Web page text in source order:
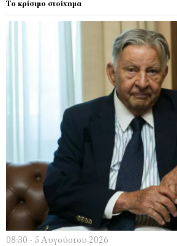
Το κρίσιμο στοίχημα
08:30 - 5 Αυγούστου 2026